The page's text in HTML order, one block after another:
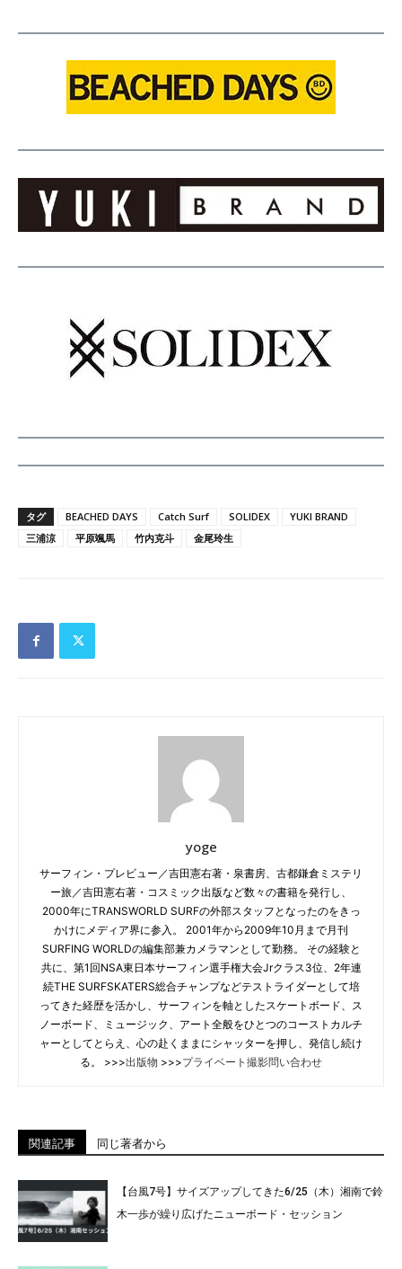
タグ BEACHED DAYS Catch Surf SOLIDEX
YUKI BRAND
三浦涼
平原颯馬 竹内克斗 金尾玲生
yoge
サーフィン・プレビュー／吉田憲右著・泉書房、古都鎌倉ミステリ
ー旅／吉田憲右著・コスミック出版など数々の書籍を発行し、
2000年にTRANSWORLD SURFの外部スタッフとなったのをきっ
かけにメディア界に参入。 2001年から2009年10月まで月刊
SURFING WORLDの編集部兼カメラマンとして勤務。 その経験と
共に、第1回NSA東日本サーフィン選手権大会Jrクラス3位、2年連
続THE SURFSKATERS総合チャンプなどテストライダーとして培
ってきた経歴を活かし、サーフィンを軸としたスケートボード、ス
ノーボード、ミュージック、アート全般をひとつのコーストカルチ
ャーとしてとらえ、心の赴くままにシャッターを押し、発信し続け
る。 >>>出版物 >>>プライベート撮影問い合わせ
関連記事 同じ著者から
【台風7号】サイズアップしてきた6/25（木）湘南で鈴
木一歩が繰り広げたニューボード・セッション